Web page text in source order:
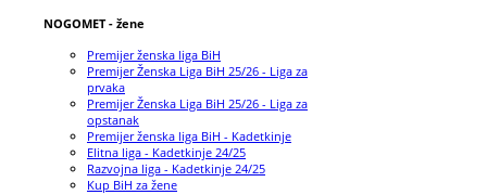
NOGOMET - žene
Premijer ženska liga BiH
Premijer Ženska Liga BiH 25/26 - Liga za
prvaka
Premijer Ženska Liga BiH 25/26 - Liga za
opstanak
Premijer ženska liga BiH - Kadetkinje
Elitna liga - Kadetkinje 24/25
Razvojna liga - Kadetkinje 24/25
Kup BiH za žene